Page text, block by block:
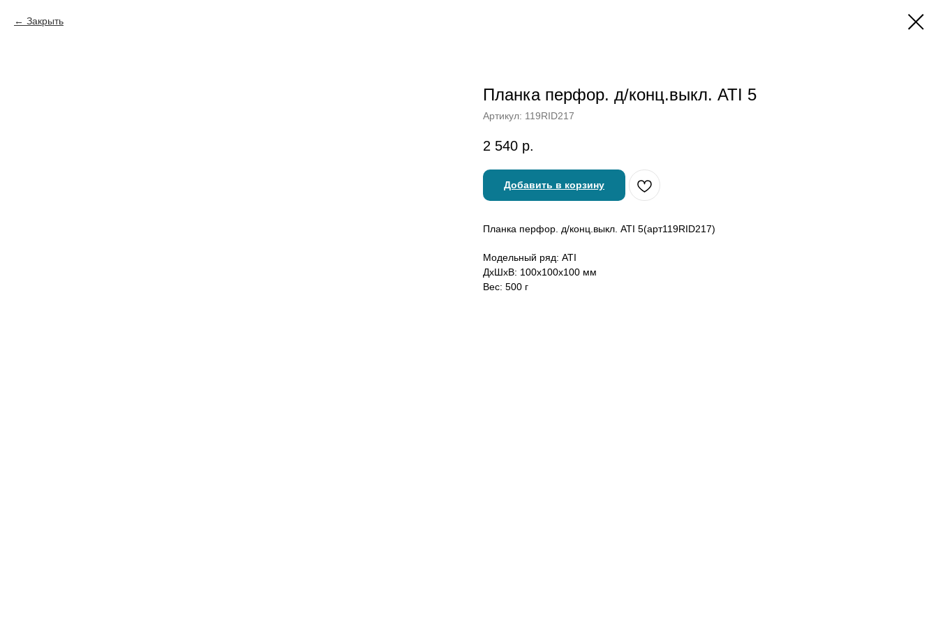
Закрыть
Планка перфор. д/конц.выкл. ATI 5
Артикул: 119RID217
2 540 р.
Добавить в корзину
Планка перфор. д/конц.выкл. ATI 5(арт119RID217)
Модельный ряд: ATI
ДxШxВ: 100x100x100 мм
Вес: 500 г